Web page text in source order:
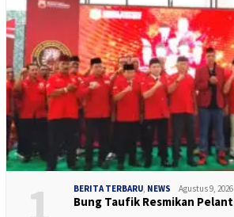
BERITA TERBARU, NEWS Agustus 9, 2026
Bung Taufik Resmikan